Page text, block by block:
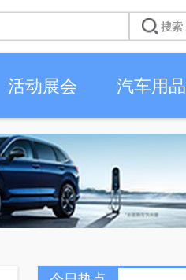
活动展会 汽车用品